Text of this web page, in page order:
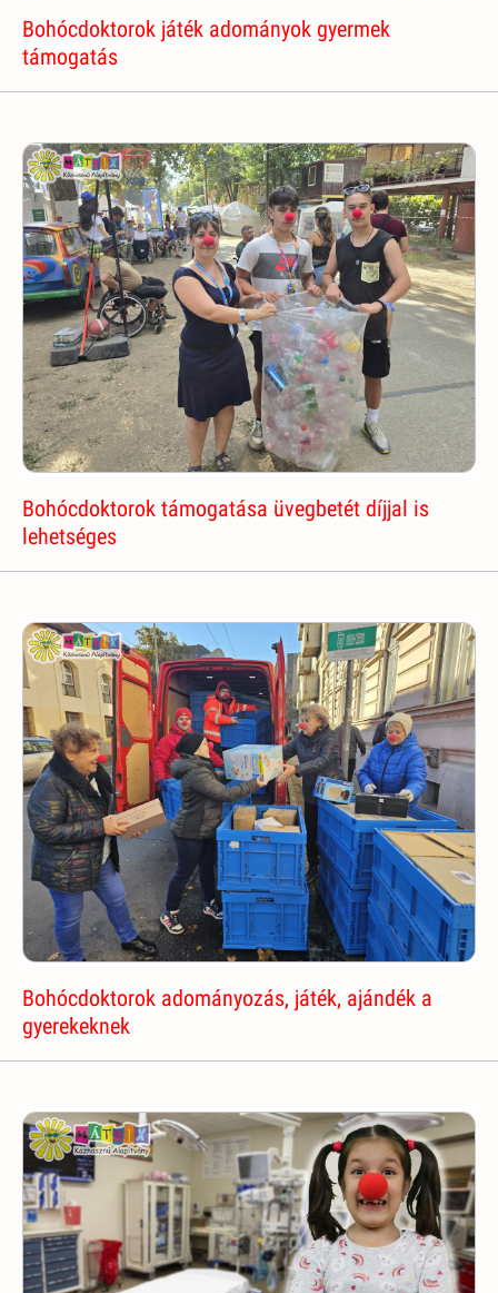
Bohócdoktorok játék adományok gyermek
támogatás
Bohócdoktorok támogatása üvegbetét díjjal is
lehetséges
Bohócdoktorok adományozás, játék, ajándék a
gyerekeknek